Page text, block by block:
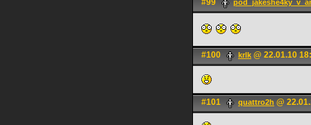
#99
#100 krlk @ 22.01.10
#101 quattro2h @